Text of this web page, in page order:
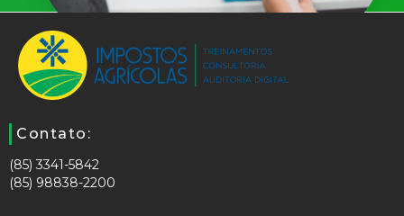
Contato:
(85) 3341-5842
(85) 98838-2200